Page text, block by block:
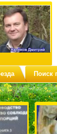
Поиск